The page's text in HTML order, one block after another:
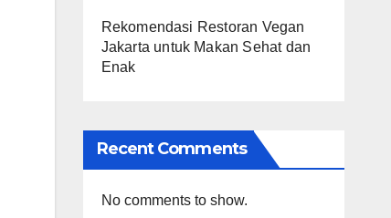
Rekomendasi Restoran Vegan
Jakarta untuk Makan Sehat dan
Enak
Recent Comments
No comments to show.